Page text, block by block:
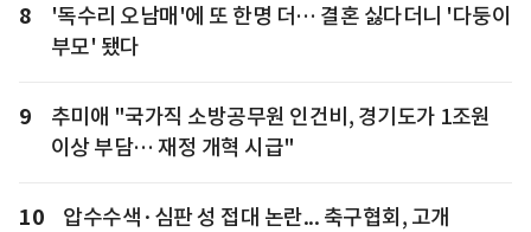
8
'독수리 오남매'에 또 한명 더… 결혼 싫다더니 '다둥이
부모' 됐다
9
추미애 "국가직 소방공무원 인건비, 경기도가 1조원
이상 부담… 재정 개혁 시급"
10
압수수색·심판 성 접대 논란... 축구협회, 고개